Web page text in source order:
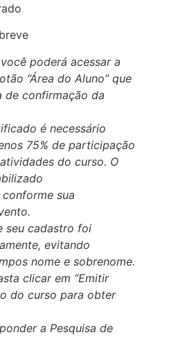
poderá acessar a
“Área do Aluno” que
de confirmação da
é necessário
75% de participação
do curso. O
sua
seu cadastro foi
evitando
nome e sobrenome.
clicar em “Emitir
do curso para obter
a Pesquisa de